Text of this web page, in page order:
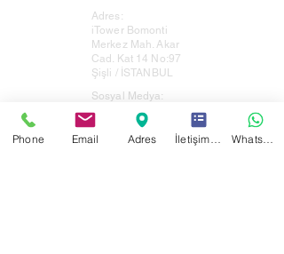
Adres:
iTower Bomonti
Merkez Mah. Akar
Cad. Kat 14 No:97
Şişli / İSTANBUL
Sosyal Medya:
Phone Email Adres